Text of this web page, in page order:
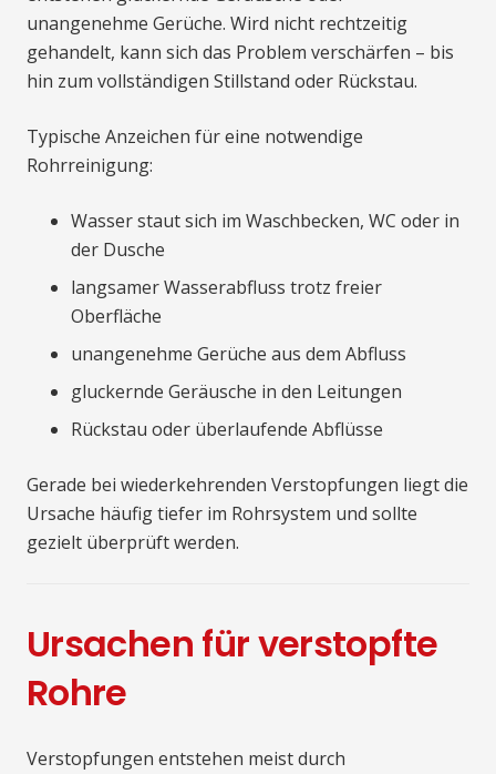
unangenehme Gerüche. Wird nicht rechtzeitig
gehandelt, kann sich das Problem verschärfen – bis
hin zum vollständigen Stillstand oder Rückstau.
Typische Anzeichen für eine notwendige
Rohrreinigung:
Wasser staut sich im Waschbecken, WC oder in
der Dusche
langsamer Wasserabfluss trotz freier
Oberfläche
unangenehme Gerüche aus dem Abfluss
gluckernde Geräusche in den Leitungen
Rückstau oder überlaufende Abflüsse
Gerade bei wiederkehrenden Verstopfungen liegt die
Ursache häufig tiefer im Rohrsystem und sollte
gezielt überprüft werden.
Ursachen für verstopfte
Rohre
Verstopfungen entstehen meist durch